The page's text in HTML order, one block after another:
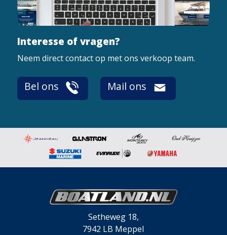
Interesse of vragen?
Neem direct contact op met ons verkoop team.
Bel ons Mail ons
Setheweg 18,
7942 LB Meppel